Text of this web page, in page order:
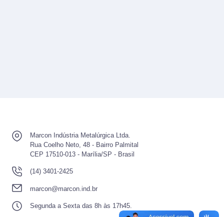
Marcon Indústria Metalúrgica Ltda.
Rua Coelho Neto, 48 - Bairro Palmital
CEP 17510-013 - Marília/SP - Brasil
(14) 3401-2425
marcon@marcon.ind.br
Segunda a Sexta das 8h às 17h45.